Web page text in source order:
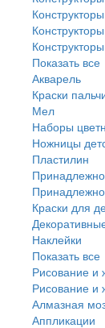
Конструкторы
Показать все
Акварель
Краски
Мел
Наборы
Ножницы
Пластилин
Краски для
Наклейки
Показать все
Рисование и
Рисование и
Алмазная
Аппликации